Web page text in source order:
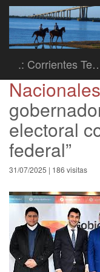
.: Corrientes
electoral
federal”
31/07/2025 | 186 visitas